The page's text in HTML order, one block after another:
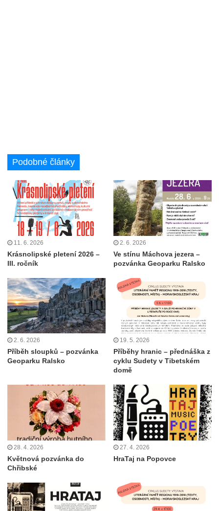
Podobné články
11. 6. 2026
Krásnolipské pletení 2026 –
III. ročník
2. 6. 2026
Ve stínu Máchova jezera –
pozvánka Geoparku Ralsko
2. 6. 2026
Příběh sloupků – pozvánka
Geoparku Ralsko
19. 5. 2026
Příběhy hranic – přednáška z
cyklu Sudety v Tibetském
domě
28. 4. 2026
Květnová pozvánka do
Chřibské
27. 4. 2026
HraTaj na Popovce